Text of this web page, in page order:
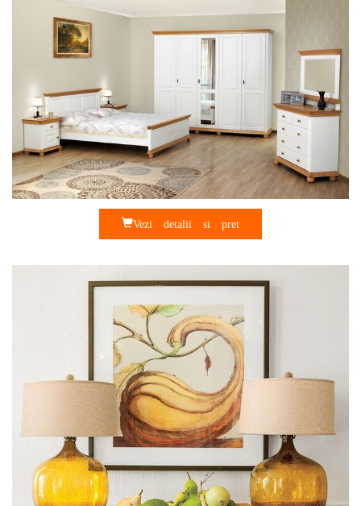
Vezi detalii si pret